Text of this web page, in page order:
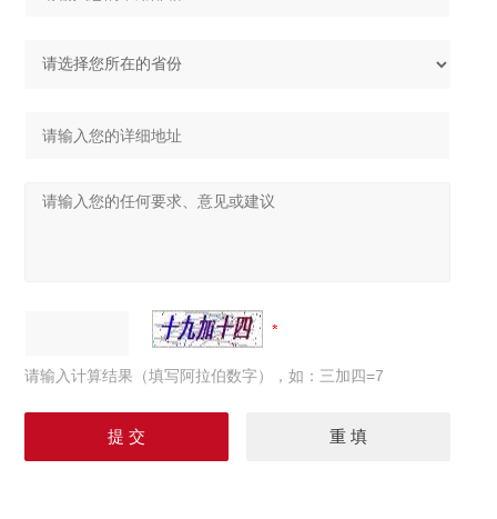
请输入计算结果（填写阿拉伯数字），如：三加四=7